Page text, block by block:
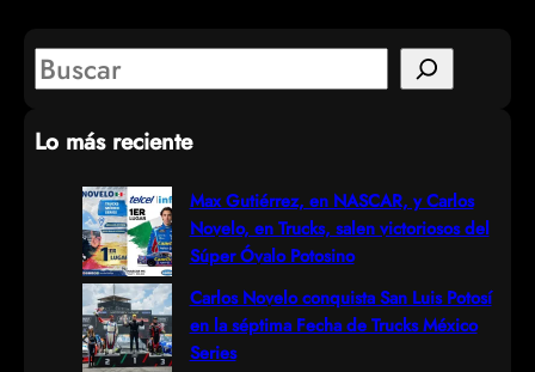
S
a
Lo más reciente
Max Gutiérrez, en NASCAR, y Carlos
Novelo, en Trucks, salen victoriosos del
Súper Óvalo Potosino
Carlos Novelo conquista San Luis Potosí
en la séptima Fecha de Trucks México
Series